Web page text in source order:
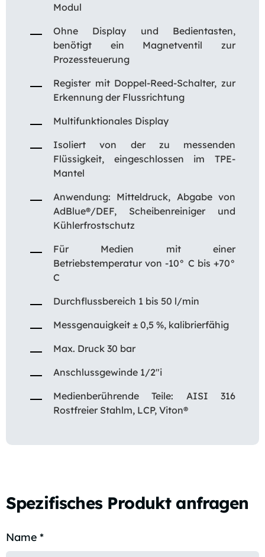
Modul
Ohne Display und Bedientasten,
benötigt ein Magnetventil zur
Prozessteuerung
Register mit Doppel-Reed-Schalter, zur
Erkennung der Flussrichtung
Multifunktionales Display
Isoliert von der zu messenden
Flüssigkeit, eingeschlossen im TPE-
Mantel
Anwendung: Mitteldruck, Abgabe von
AdBlue®/DEF, Scheibenreiniger und
Kühlerfrostschutz
Für Medien mit einer
Betriebstemperatur von -10° C bis +70°
C
Durchflussbereich 1 bis 50 l/min
Messgenauigkeit ± 0,5 %, kalibrierfähig
Max. Druck 30 bar
Anschlussgewinde 1/2″i
Medienberührende Teile: AISI 316
Rostfreier Stahlm, LCP, Viton®
Spezifisches Produkt anfragen
Name *